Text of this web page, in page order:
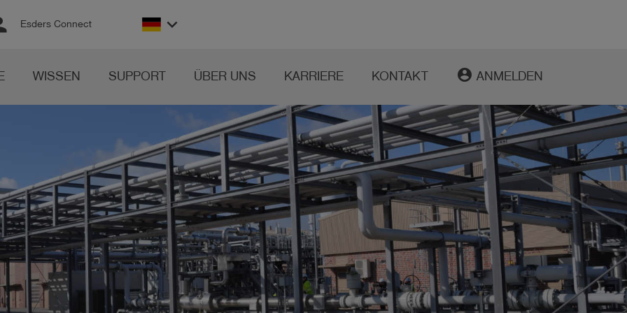
Esders Connect keyboard_arrow_down
WISSEN SUPPORT ÜBER UNS KARRIERE KONTAKT account_circle ANMELDEN